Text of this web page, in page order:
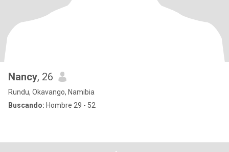
Nancy, 26
Rundu, Okavango, Namibia
Buscando: Hombre 29 - 52